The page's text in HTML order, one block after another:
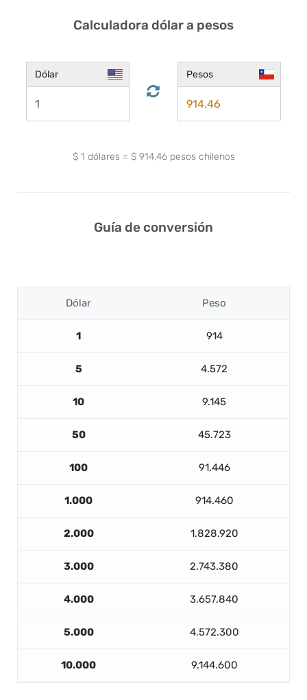
Calculadora dólar a pesos
Dólar Pesos
$ 1 dólares = $ 914,46pesos chilenos
Guía de conversión
Dólar Peso
1 914
5 4.572
10 9.145
50 45.723
100 91.446
1.000 914.460
2.000 1.828.920
3.000 2.743.380
4.000 3.657.840
5.000 4.572.300
10.000 9.144.600